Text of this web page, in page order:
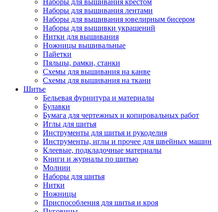
Наборы для вышивания крестом
Наборы для вышивания лентами
Наборы для вышивания ювелирным бисером
Наборы для вышивки украшений
Нитки для вышивания
Ножницы вышивальные
Пайетки
Пяльцы, рамки, станки
Схемы для вышивания на канве
Схемы для вышивания на ткани
Шитье
Бельевая фурнитура и материалы
Булавки
Бумага для чертежных и копировальных работ
Иглы для шитья
Инструменты для шитья и рукоделия
Инструменты, иглы и прочее для швейных машин
Клеевые, подкладочные материалы
Книги и журналы по шитью
Молнии
Наборы для шитья
Нитки
Ножницы
Приспособления для шитья и кроя